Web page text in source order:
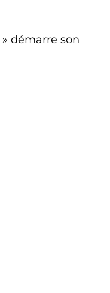
» démarre son